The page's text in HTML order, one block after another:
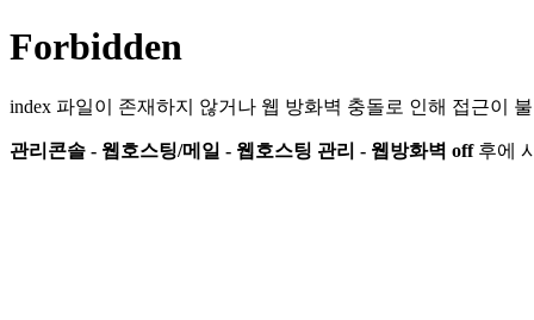
Forbidden
index 파일이 존재하지 않거나 웹 방화벽 충돌로 인해 접근이
관리콘솔 - 웹호스팅/메일 - 웹호스팅 관리 - 웹방화벽 off후에